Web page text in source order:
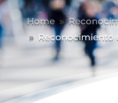
Home 9
9 Reconocimiento